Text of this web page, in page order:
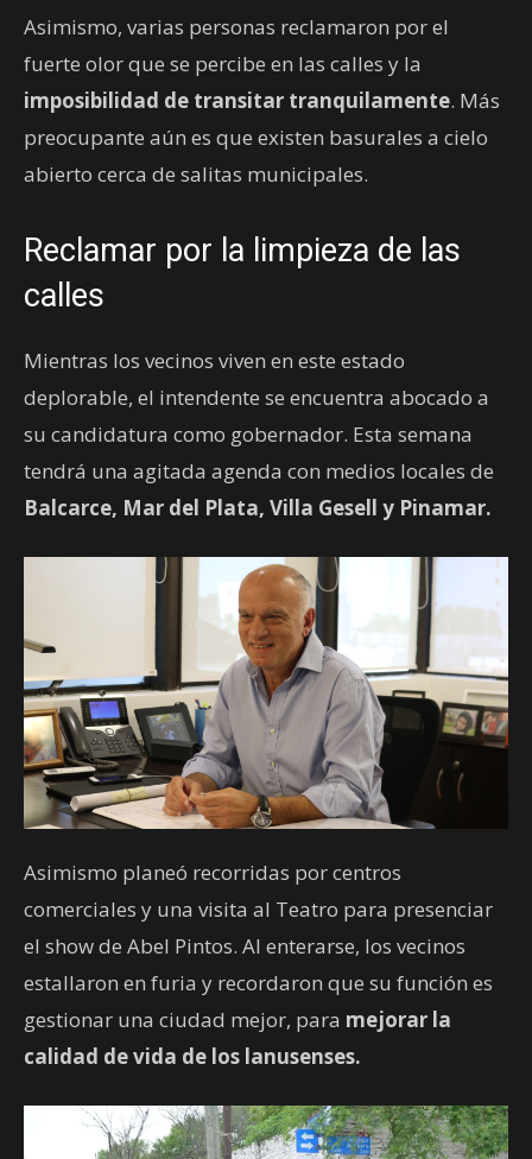
Asimismo, varias personas reclamaron por el
fuerte olor que se percibe en las calles y la
imposibilidad de transitar tranquilamente. Más
preocupante aún es que existen basurales a cielo
abierto cerca de salitas municipales.
Reclamar por la limpieza de las
calles
Mientras los vecinos viven en este estado
deplorable, el intendente se encuentra abocado a
su candidatura como gobernador. Esta semana
tendrá una agitada agenda con medios locales de
Balcarce, Mar del Plata, Villa Gesell y Pinamar.
Asimismo planeó recorridas por centros
comerciales y una visita al Teatro para presenciar
el show de Abel Pintos. Al enterarse, los vecinos
estallaron en furia y recordaron que su función es
gestionar una ciudad mejor, para mejorar la
calidad de vida de los lanusenses.